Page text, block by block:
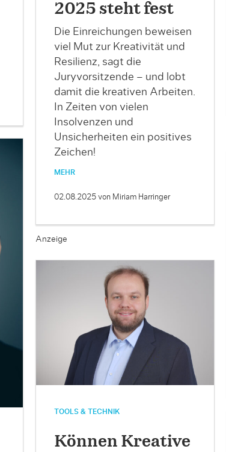
2025 steht fest
Die Einreichungen beweisen
viel Mut zur Kreativität und
Resilienz, sagt die
Juryvorsitzende – und lobt
damit die kreativen Arbeiten.
In Zeiten von vielen
Insolvenzen und
Unsicherheiten ein positives
Zeichen!
MEHR
02.08.2025 von Miriam Harringer
Anzeige
TOOLS & TECHNIK
Können Kreative